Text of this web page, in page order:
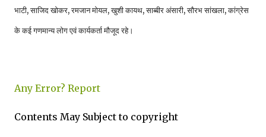
भाटी,साजिद खोकर,रमजान मोयल,खुशी कायथ,साब्बीर अंसारी,सौरभ सांखला,कांग्रेस
के कई गणमान्य लोग एवं कार्यकर्ता मौजूद रहे।
Any Error? Report
Contents May Subject to copyright